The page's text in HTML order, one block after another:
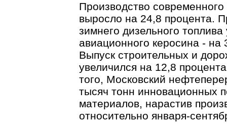
Производство
выросло на 24,8 процента.
зимнего дизельного
авиационного керосина -
Выпуск строительных и
увеличился на 12,8
того, Московский
тысяч тонн инновационных
материалов, нарастив
относительно января-